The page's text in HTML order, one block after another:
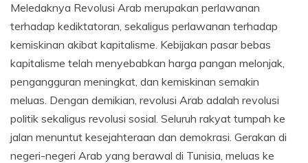
Meledaknya Revolusi Arab merupakan perlawanan
terhadap kediktatoran, sekaligus perlawanan terhadap
kemiskinan akibat kapitalisme. Kebijakan pasar bebas
kapitalisme telah menyebabkan harga pangan melonjak,
pengangguran meningkat, dan kemiskinan semakin
meluas. Dengan demikian, revolusi Arab adalah revolusi
politik sekaligus revolusi sosial. Seluruh rakyat tumpah ke
jalan menuntut kesejahteraan dan demokrasi. Gerakan di
negeri-negeri Arab yang berawal di Tunisia, meluas ke